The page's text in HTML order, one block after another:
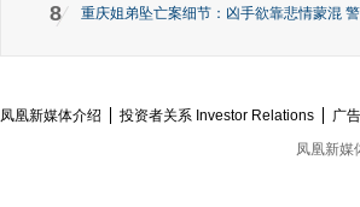
8 重庆姐弟坠亡案细节：凶手欲靠悲情蒙混
凤凰新媒体介绍 投资者关系 Investor Relations 广
凤凰新媒